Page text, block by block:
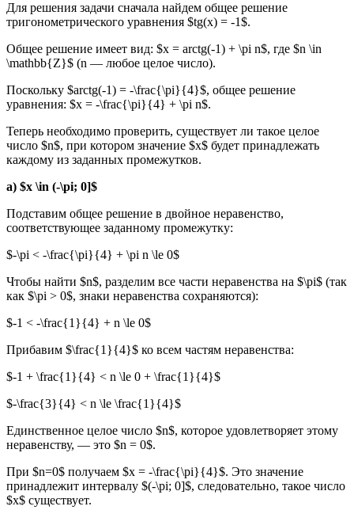
Для решения задачи сначала найдем общее решение
тригонометрического уравнения $tg(x) = -1$.
Общее решение имеет вид: $x = arctg(-1) + \pi n$, где $n \in
\mathbb{Z}$ (n — любое целое число).
Поскольку $arctg(-1) = -\frac{\pi}{4}$, общее решение
уравнения: $x = -\frac{\pi}{4} + \pi n$.
Теперь необходимо проверить, существует ли такое целое
число $n$, при котором значение $x$ будет принадлежать
каждому из заданных промежутков.
а) $x \in (-\pi; 0]$
Подставим общее решение в двойное неравенство,
соответствующее заданному промежутку:
$-\pi < -\frac{\pi}{4} + \pi n \le 0$
Чтобы найти $n$, разделим все части неравенства на $\pi$ (так
как $\pi > 0$, знаки неравенства сохраняются):
$-1 < -\frac{1}{4} + n \le 0$
Прибавим $\frac{1}{4}$ ко всем частям неравенства:
$-1 + \frac{1}{4} < n \le 0 + \frac{1}{4}$
$-\frac{3}{4} < n \le \frac{1}{4}$
Единственное целое число $n$, которое удовлетворяет этому
неравенству, — это $n = 0$.
При $n=0$ получаем $x = -\frac{\pi}{4}$. Это значение
принадлежит интервалу $(-\pi; 0]$, следовательно, такое число
$x$ существует.